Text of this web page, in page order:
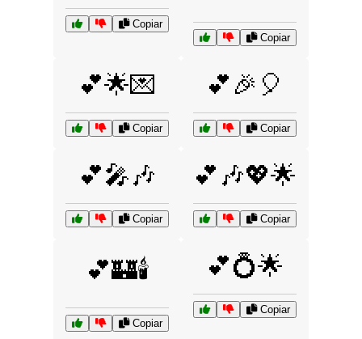
Copiar
Copiar
💕🌟💌
Copiar
💕🎉🎈
Copiar
💕🎤🎶
Copiar
💕🎶💖🌟
Copiar
💕🏰🕯️
Copiar
💕💍🌟
Copiar